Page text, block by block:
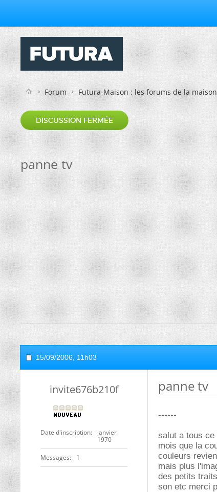
Forum Futura-Maison : les forums de la maison
DISCUSSION FERMÉE
panne tv
15/09/2006, 11h03
invite676b210f
Date d'inscription
janvier
1970
Messages 1
panne tv
------
salut a tous ce
mois que la
couleurs
mais plus
des petits
son etc merci